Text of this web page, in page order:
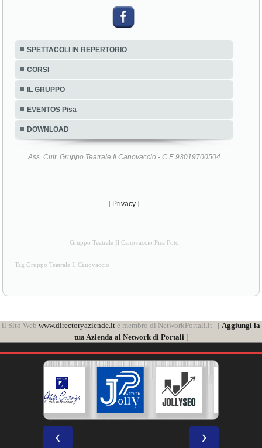
SPETTACOLI IN REPERTORIO
CORSI
IL GRUPPO
EVENTOS Pisa
DOWNLOAD
Ass. Cult. Gruppo Teatrale Il Canovaccio - C.F. 93019700504
[ Privacy ]
Gruppo Teatrale Il Canovaccio Pisa Foto
Tag Gruppo Teatrale Il Canovaccio
il Sito Web www.directoryaziende.it è membro di NetworkPortali.it | [ Aggiungi la
tua Azienda al Network di Portali]
❮ ❯